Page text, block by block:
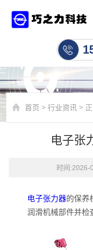
首页 >行业资讯 >
电子张
时间
电子张力器的保养
润滑机械部件并检